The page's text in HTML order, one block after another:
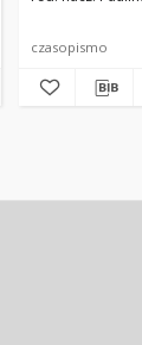
czasopismo